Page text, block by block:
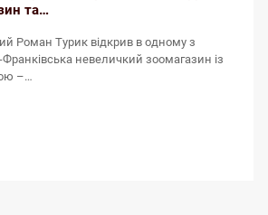
та…
Роман Турик відкрив в одному з
Франківська невеличкий зоомагазин із
–…